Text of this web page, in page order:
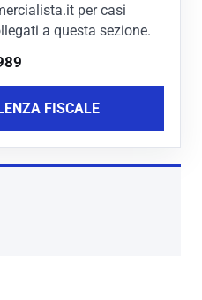
per casi
a questa sezione.
FISCALE